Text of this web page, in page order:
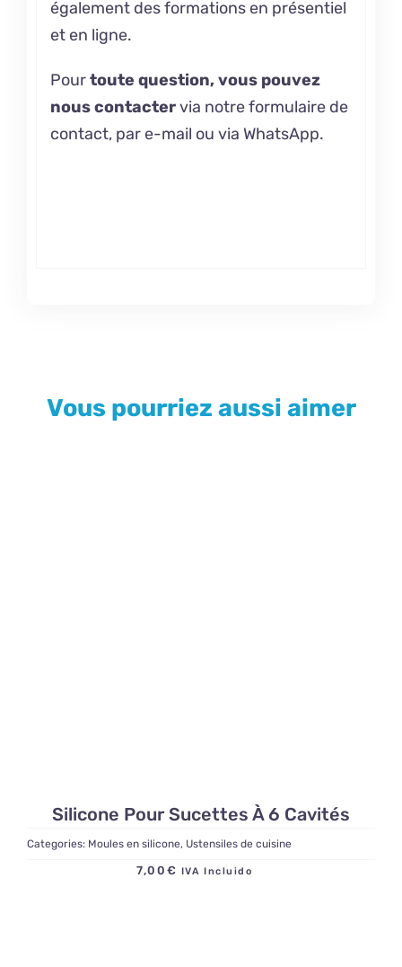
également des formations en présentiel
et en ligne.
Pourtoute question, vous pouvez
nous contactervia notre formulaire de
contact, par e-mail ou via WhatsApp.
Vous pourriez aussi aimer
Silicone Pour Sucettes À 6 Cavités
Categories: Moules en silicone, Ustensiles de cuisine
7,00 € IVA Incluido